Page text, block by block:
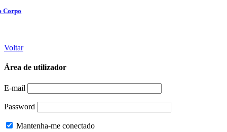
Voltar
Área de utilizador
E-mail
Password
Mantenha-me conectado